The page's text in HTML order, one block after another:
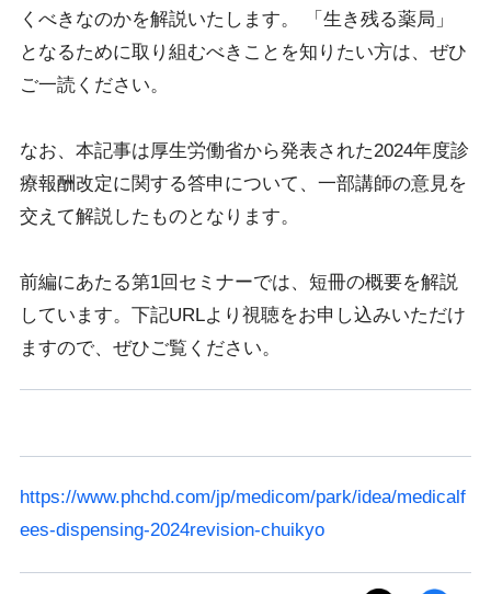
くべきなのかを解説いたします。 「生き残る薬局」
となるために取り組むべきことを知りたい方は、ぜひ
ご一読ください。
なお、本記事は厚生労働省から発表された2024年度診
療報酬改定に関する答申について、一部講師の意見を
交えて解説したものとなります。
前編にあたる第1回セミナーでは、短冊の概要を解説
しています。下記URLより視聴をお申し込みいただけ
ますので、ぜひご覧ください。
https://www.phchd.com/jp/medicom/park/idea/medicalf
ees-dispensing-2024revision-chuikyo